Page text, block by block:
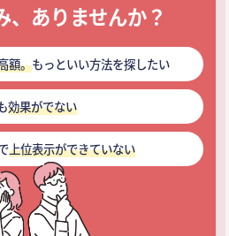
、ありませんか？
額。もっといい方法を探したい
効果がでない
上位表示ができていない